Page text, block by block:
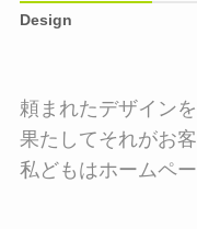
Design
頼まれたデザイン
果たしてそれがお
私どもはホームペ